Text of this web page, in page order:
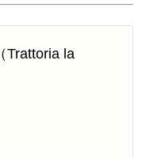
（Trattoria la